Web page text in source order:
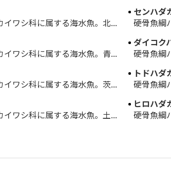
ワシ科に属する海水魚。北...
センハダ
硬骨魚綱
ワシ科に属する海水魚。青...
ダイコク
硬骨魚綱
ワシ科に属する海水魚。茨...
トドハダ
硬骨魚綱
ワシ科に属する海水魚。土...
ヒロハダ
硬骨魚綱